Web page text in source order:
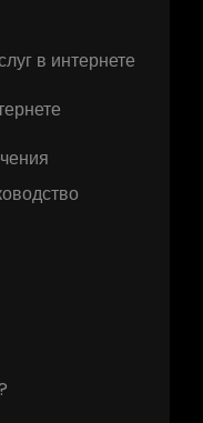
в интернете